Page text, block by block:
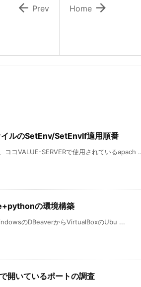

Home
 Prev
ルのSetEnv/SetEnvIf適用順番
ココVALUE-SERVERで使用されているapach
の環境構築
のDBeaverからVirtualBoxのUbu ...
開いているポートの調査